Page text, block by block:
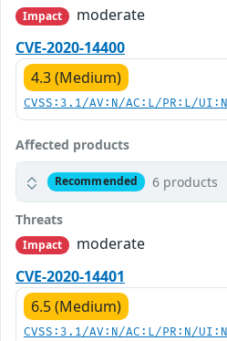
Impact
moderate
CVE-2020-14400
4.3 (Medium)
CVSS:3.1/AV:N/AC:L/PR:L/
Affected products
Recommended 6 products
Threats
Impact
moderate
CVE-2020-14401
6.5 (Medium)
CVSS:3.1/AV:N/AC:L/PR:N/